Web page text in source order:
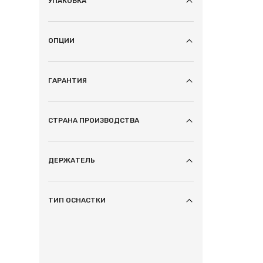
ОПЦИИ
ГАРАНТИЯ
СТРАНА ПРОИЗВОДСТВА
ДЕРЖАТЕЛЬ
ТИП ОСНАСТКИ